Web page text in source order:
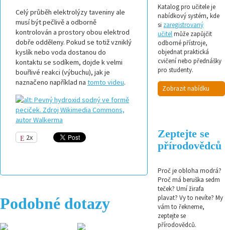
Celý průběh elektrolýzy taveniny ale
musí být pečlivě a odborně
kontrolován a prostory obou elektrod
dobře odděleny. Pokud se totiž vzniklý
kyslík nebo voda dostanou do
kontaktu se sodíkem, dojde k velmi
bouřlivé reakci (výbuchu), jak je
naznačeno například na tomto videu.
2x
Podobné dotazy
Katalog pro učitele je
nabídkový systém, kde
si zaregistrovaný
učitelmůže zapůjčit
odborné přístroje,
objednat praktická
cvičení nebo přednášky
pro studenty.
Zobrazit nabídku
Zeptejte se
přírodovědců
Proč je obloha modrá?
Proč má beruška sedm
teček? Umí žirafa
plavat? Vy to nevíte? My
vám to řekneme,
zeptejte se
přírodovědců.